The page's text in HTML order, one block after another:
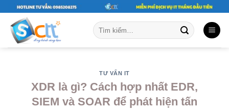
content
Tìm
kiếm:
TƯ VẤN IT
XDR là gì? Cách hợp nhất EDR,
SIEM và SOAR để phát hiện tấn